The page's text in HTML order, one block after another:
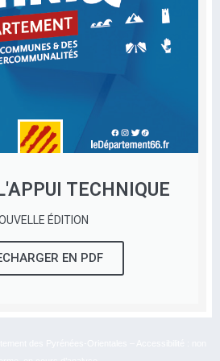
TECHNIQUE
ÉDITION
EN PDF